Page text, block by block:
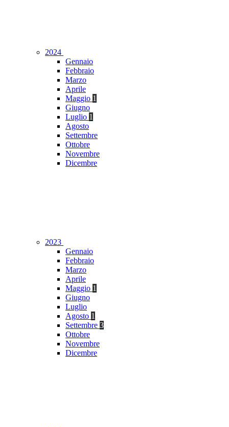
2024
Gennaio
Febbraio
Marzo
Aprile
Maggio 1
Giugno
Luglio 1
Agosto
Settembre
Ottobre
Novembre
Dicembre
2023
Gennaio
Febbraio
Marzo
Aprile
Maggio 1
Giugno
Luglio
Agosto 1
Settembre 3
Ottobre
Novembre
Dicembre